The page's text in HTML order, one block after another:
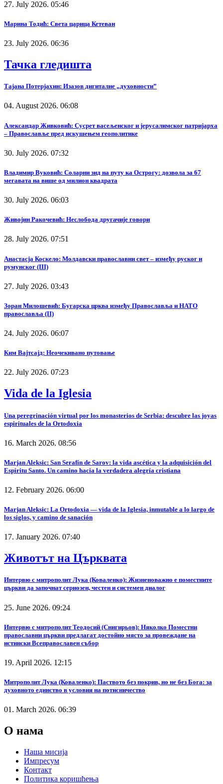
27. July 2026. 05:46
Марина Тодић: Света царица Кетеван
23. July 2026. 06:36
Тачка гледишта
Тајана Потерјахин: Изазов дигиталне „духовности”
04. August 2026. 06:08
Александар Живковић: Сусрет васељенског и јерусалимског патријарха
– Православље пред искушењем геополитике
30. July 2026. 07:32
Владимир Вуковић: Соларни зид на путу ка Острогу: дозвола за 67
мегавата на више од милион квадрата
30. July 2026. 06:03
Живојин Ракочевић: Неслобода другачије говори
28. July 2026. 07:51
Анастасја Коскело: Молдавски православни свет – између руског и
румунског (III)
27. July 2026. 03:43
Зоран Милошевић: Бугарска црква између Православља и НАТО
православља (II)
24. July 2026. 06:07
Ким Вајтсајд: Неочекивано путовање
22. July 2026. 07:23
Vida de la Iglesia
Una peregrinación virtual por los monasterios de Serbia: descubre las joyas
espirituales de la Ortodoxia
16. March 2026. 08:56
Marjan Aleksic: San Serafín de Sarov: la vida ascética y la adquisición del
Espíritu Santo. Un camino hacia la verdadera alegría cristiana
12. February 2026. 06:00
Marjan Aleksic: La Ortodoxia — vida de la Iglesia, inmutable a lo largo de
los siglos, y camino de sanación
17. January 2026. 07:40
Животът на Църквата
Интервю с митрополит Лука (Коваленко): Жизненоважно е поместните
църкви да започнат сериозен, честен и системен диалог
25. June 2026. 09:24
Интервю с митрополит Теодосий (Снигирьов): Няколко Поместни
православни църкви предлагат достойно място за провеждане на
истински Всеправославен събор
19. April 2026. 12:15
Митрополит Лука (Коваленко): Паството без покрив, но не без Бога: за
духовното единство в условия на потисничество
01. March 2026. 06:39
О нама
Наша мисија
Импресум
Контакт
Политика коришћења